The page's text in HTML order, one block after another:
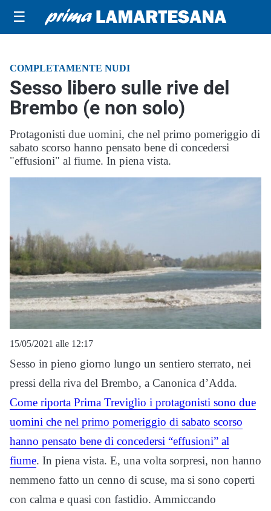
☰
COMPLETAMENTE NUDI
Sesso libero sulle rive del
Brembo (e non solo)
Protagonisti due uomini, che nel primo pomeriggio di
sabato scorso hanno pensato bene di concedersi
"effusioni" al fiume. In piena vista.
15/05/2021 alle 12:17
Sesso in pieno giorno lungo un sentiero sterrato, nei
pressi della riva del Brembo, a Canonica d’Adda.
Come riporta Prima Treviglio i protagonisti sono due
uomini che nel primo pomeriggio di sabato scorso
hanno pensato bene di concedersi “effusioni” al
fiume. In piena vista. E, una volta sorpresi, non hanno
nemmeno fatto un cenno di scuse, ma si sono coperti
con calma e quasi con fastidio. Ammiccando